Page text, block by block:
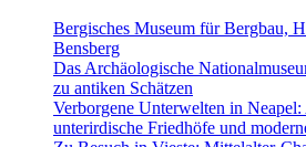
Bergisches Museum für Bergbau,
Bensberg
Das Archäologische
zu antiken Schätzen
Verborgene Unterwelten in
unterirdische Friedhöfe und